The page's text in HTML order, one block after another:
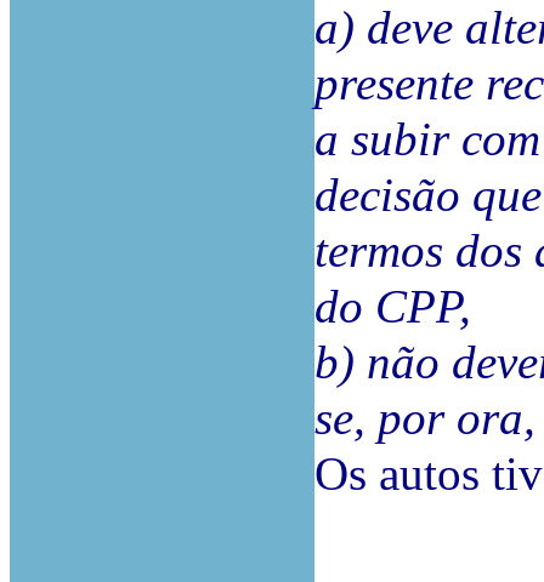
a) deve
presente
a subir
decisão
termos dos
do CPP,
b) não
se, por
Os autos